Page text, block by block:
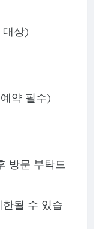
대상)
약 필수)
방문 부탁드
될 수 있습